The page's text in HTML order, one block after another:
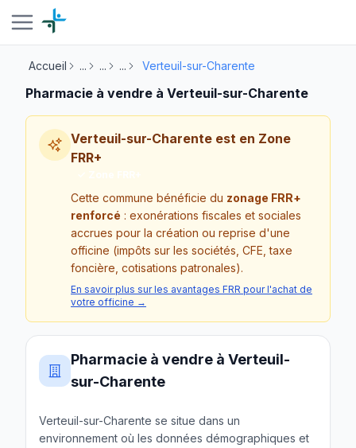
Accueil ... ... ... Verteuil-sur-Charente
Pharmacie à vendre à Verteuil-sur-Charente
Verteuil-sur-Charente est en Zone
FRR+
Cette commune bénéficie du zonage FRR+
renforcé : exonérations fiscales et sociales
accrues pour la création ou reprise d'une
officine (impôts sur les sociétés, CFE, taxe
foncière, cotisations patronales).
En savoir plus sur les avantages FRR pour l'achat de
votre officine →
Pharmacie à vendre à Verteuil-
sur-Charente
Verteuil-sur-Charente se situe dans un
environnement où les données démographiques et